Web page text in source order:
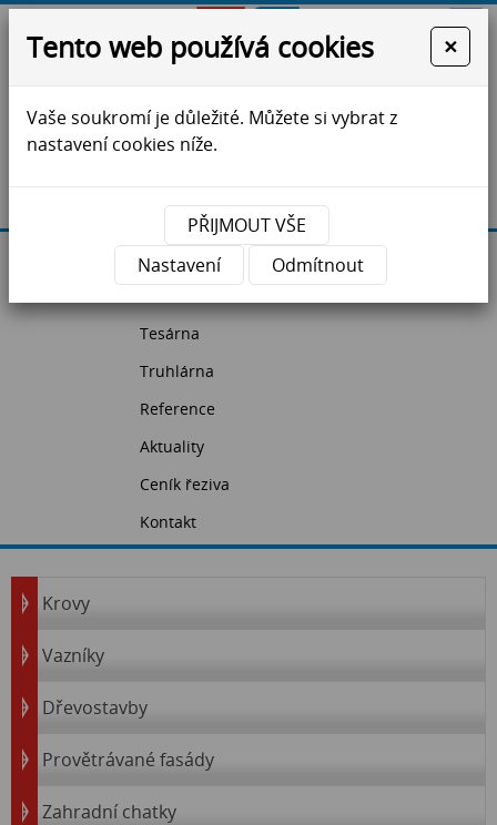
ZS Jihlava - krovy, vazníky, dřevostavby, řezivo
Úvodní strana
Tesárna
Truhlárna
Reference
Aktuality
Ceník řeziva
Kontakt
Krovy
Vazníky
Dřevostavby
Provětrávané fasády
Zahradní chatky
Tento web používá cookies ×
Vaše soukromí je důležité. Můžete si vybrat z
nastavení cookies níže.
PŘIJMOUT VŠE
Nastavení
Odmítnout